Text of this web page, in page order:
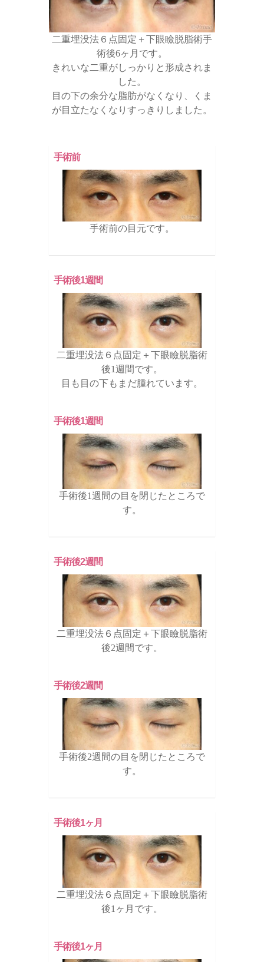
二重埋没法６点固定＋下眼瞼脱脂術手
術後6ヶ月です。
きれいな二重がしっかりと形成されま
した。
目の下の余分な脂肪がなくなり、くま
が目立たなくなりすっきりしました。
手術前
手術前の目元です。
手術後1週間
二重埋没法６点固定＋下眼瞼脱脂術
後1週間です。
目も目の下もまだ腫れています。
手術後1週間
手術後1週間の目を閉じたところで
す。
手術後2週間
二重埋没法６点固定＋下眼瞼脱脂術
後2週間です。
手術後2週間
手術後2週間の目を閉じたところで
す。
手術後1ヶ月
二重埋没法６点固定＋下眼瞼脱脂術
後1ヶ月です。
手術後1ヶ月